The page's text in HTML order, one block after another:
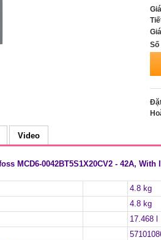
Video
MCD6-0042BT5S1X20CV2 - 42A,
4.8 kg
4.8 kg
17.468 l